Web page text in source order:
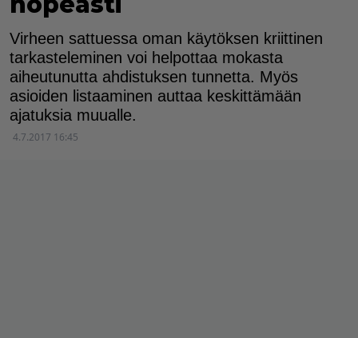
Virheen sattuessa oman käytöksen kriittinen
tarkasteleminen voi helpottaa mokasta
aiheutunutta ahdistuksen tunnetta. Myös
asioiden listaaminen auttaa keskittämään
ajatuksia muualle.
4.7.2017 16:45